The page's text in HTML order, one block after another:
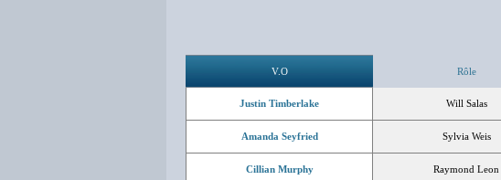
V.O Rôle
Justin Timberlake Will Salas
Amanda Seyfried Sylvia Weis
Cillian Murphy Raymond Leon